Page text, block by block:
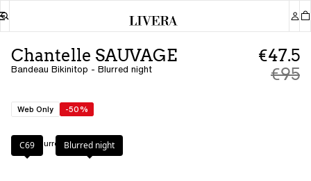
Chantelle SAUVAGE
Bandeau Bikinitop - Blurred night
€47.5
€95
Web Only -50%
Kleur: Blurred night
C69 Blurred night